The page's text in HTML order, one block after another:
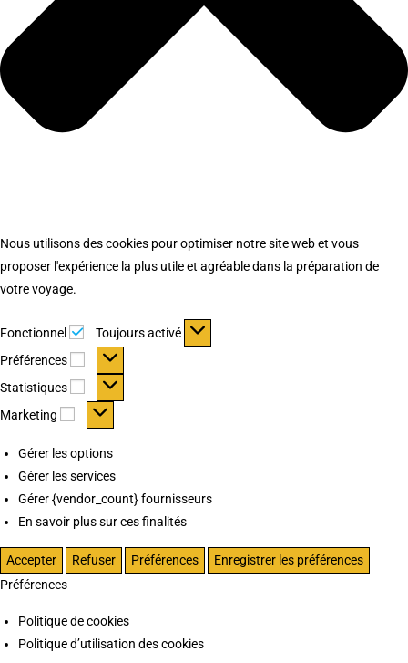
Nous utilisons des cookies pour optimiser notre site web et vous
proposer l'expérience la plus utile et agréable dans la préparation de
votre voyage.
Fonctionnel Fonctionnel
Toujours activé
Préférences
Préférences
Statistiques Statistiques
Marketing Marketing
Gérer les options
Gérer les services
Gérer {vendor_count} fournisseurs
En savoir plus sur ces finalités
Accepter Refuser Préférences
Enregistrer les préférences
Préférences
Politique de cookies
Politique d’utilisation des cookies